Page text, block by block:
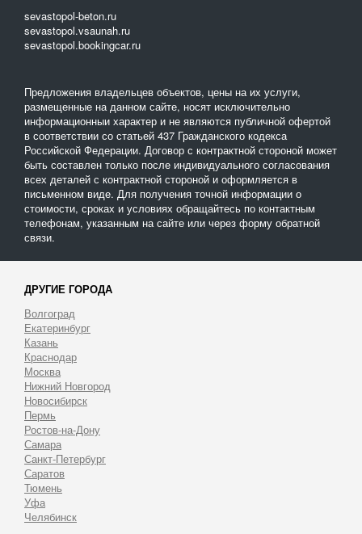
sevastopol-beton.ru
sevastopol.vsaunah.ru
sevastopol.bookingcar.ru
Предложения владельцев объектов, цены на их услуги,
размещенные на данном сайте, носят исключительно
информационныи характер и не являются публичной офертой
в соответствии со статьей 437 Гражданского кодекса
Российской Федерации. Договор с контрактной стороной может
быть составлен только после индивидуального согласования
всех деталей с контрактной стороной и оформляется в
письменном виде. Для получения точной информации о
стоимости, сроках и условиях обращайтесь по контактным
телефонам, указанным на сайте или через форму обратной
связи.
ДРУГИЕ ГОРОДА
Волгоград
Екатеринбург
Казань
Краснодар
Москва
Нижний Новгород
Новосибирск
Пермь
Ростов-на-Дону
Самара
Санкт-Петербург
Саратов
Тюмень
Уфа
Челябинск